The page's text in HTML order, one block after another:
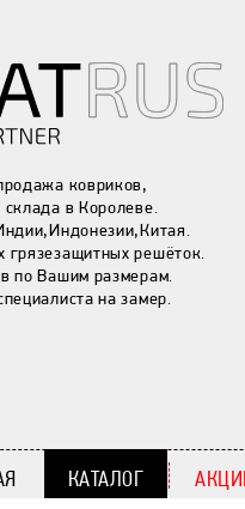
ковриков,
в Королеве.
грязезащитных решёток.
по Вашим размерам.
на замер.
КАТАЛОГ